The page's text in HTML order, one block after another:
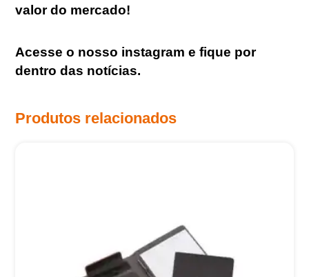
valor do mercado!
Acesse o nosso instagram e fique por
dentro das notícias.
Produtos relacionados